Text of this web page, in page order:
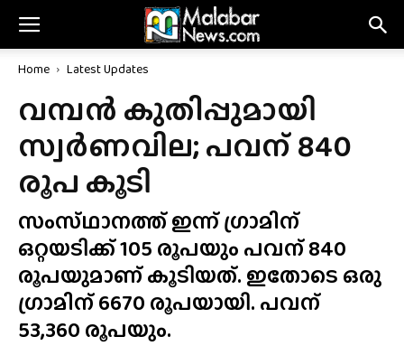
Home Latest Updates
വമ്പൻ കുതിപ്പുമായി
സ്വർണവില; പവന് 840
രൂപ കൂടി
സംസ്‌ഥാനത്ത്‌ ഇന്ന് ഗ്രാമിന്
ഒറ്റയടിക്ക് 105 രൂപയും പവന് 840
രൂപയുമാണ് കൂടിയത്. ഇതോടെ ഒരു
ഗ്രാമിന് 6670 രൂപയായി. പവന്
53,360 രൂപയും.